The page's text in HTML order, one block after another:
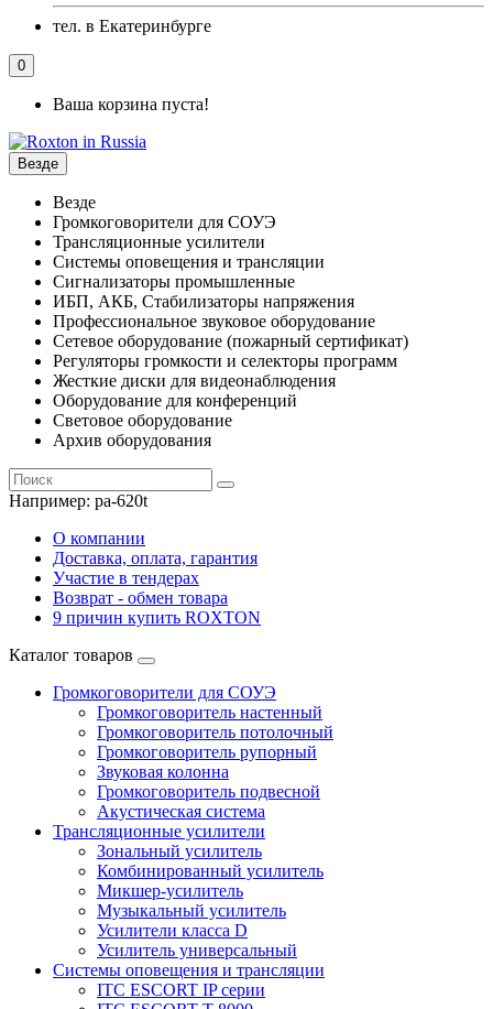
тел. в Екатеринбурге
0
Ваша корзина пуста!
Везде
Везде
Громкоговорители для СОУЭ
Трансляционные усилители
Системы оповещения и трансляции
Сигнализаторы промышленные
ИБП, АКБ, Стабилизаторы напряжения
Профессиональное звуковое оборудование
Сетевое оборудование (пожарный сертификат)
Регуляторы громкости и селекторы программ
Жесткие диски для видеонаблюдения
Оборудование для конференций
Световое оборудование
Архив оборудования
Например: pa-620t
О компании
Доставка, оплата, гарантия
Участие в тендерах
Возврат - обмен товара
9 причин купить ROXTON
Каталог товаров
Громкоговорители для СОУЭ
Громкоговоритель настенный
Громкоговоритель потолочный
Громкоговоритель рупорный
Звуковая колонна
Громкоговоритель подвесной
Акустическая система
Трансляционные усилители
Зональный усилитель
Комбинированный усилитель
Микшер-усилитель
Музыкальный усилитель
Усилители класса D
Усилитель универсальный
Системы оповещения и трансляции
ITC ESCORT IP серии